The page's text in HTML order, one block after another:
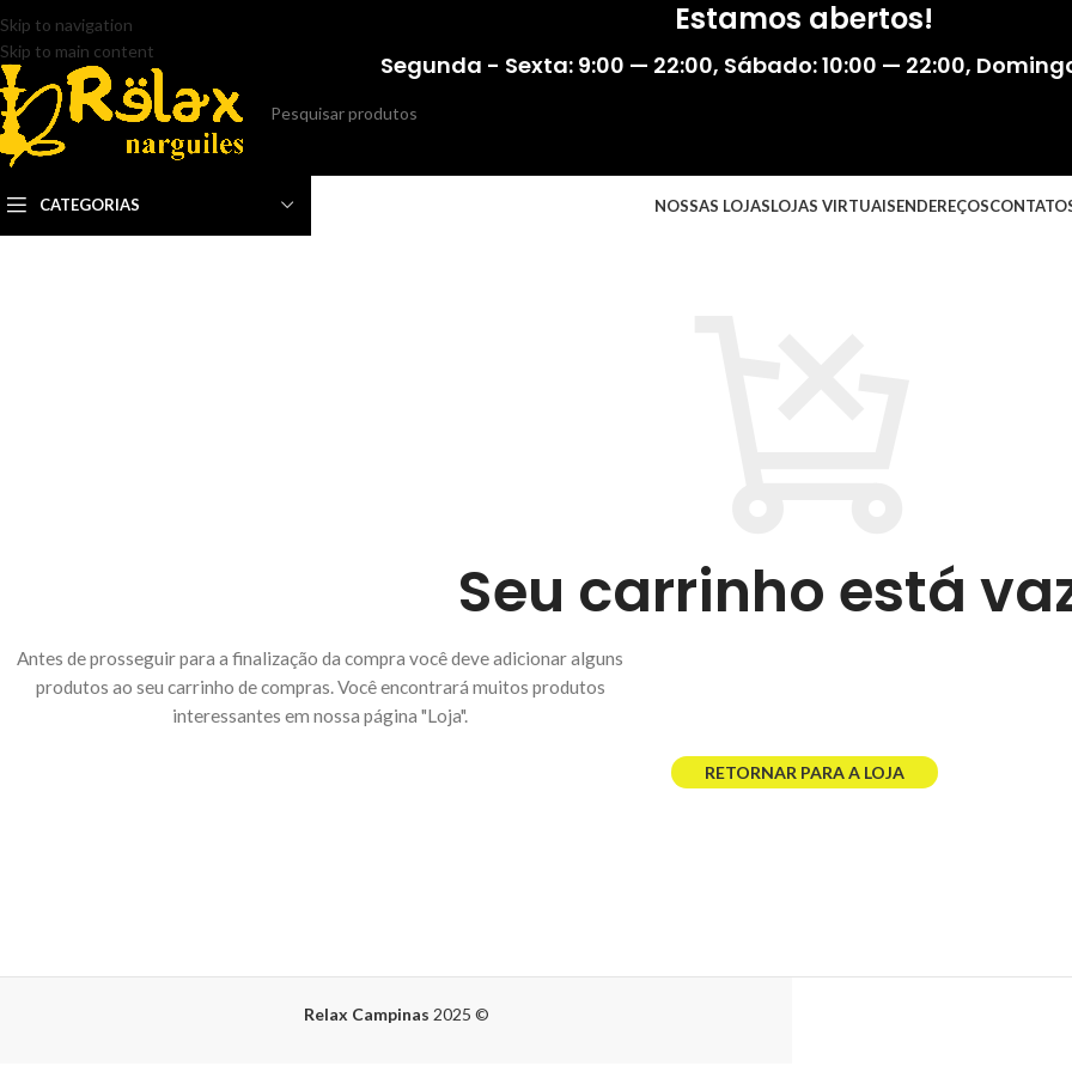
Skip to navigation
Skip to main content
Estamos abertos!
Segunda - Sexta: 9:00 — 22:00, Sábado: 10:00 — 22:00,
CATEGORIAS NOSSAS LOJASLOJAS VIRTUAISENDEREÇOS
Seu carrinho está
Antes de prosseguir para a finalização da compra você deve adicionar alguns
produtos ao seu carrinho de compras. Você encontrará muitos produtos
interessantes em nossa página "Loja".
RETORNAR PARA A LOJA
Relax Campinas 2025 ©